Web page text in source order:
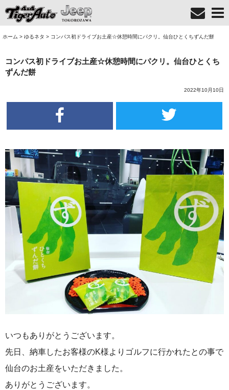
ホーム > ゆるネタ > コンパス初ドライブお土産☆休憩時間にパクリ。仙台ひとくちずんだ餅
コンパス初ドライブお土産☆休憩時間にパクリ。仙台ひとくち
ずんだ餅
2022年10月10日
いつもありがとうございます。
先日、納車したお客様のK様よりゴルフに行かれたとの事で
仙台のお土産をいただきました。
ありがとうございます。